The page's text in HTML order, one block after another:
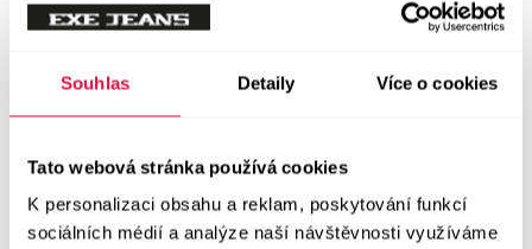
Souhlas Detaily Více o cookies
Tato webová stránka používá cookies
K personalizaci obsahu a reklam, poskytování funkcí
sociálních médií a analýze naší návštěvnosti využíváme
Vše v kategorii Svetry a mikiny
Mikiny
Svetry